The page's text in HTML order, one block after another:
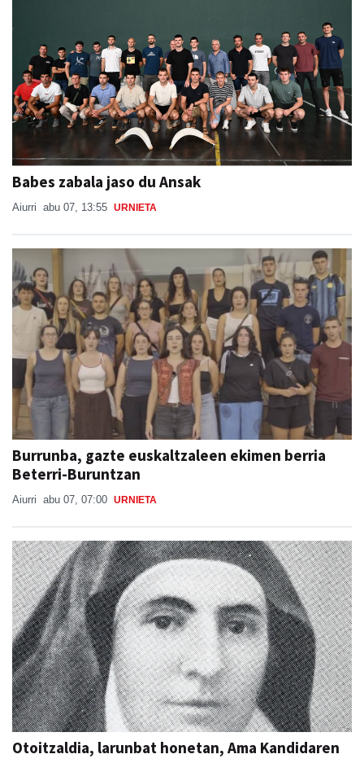
Babes zabala jaso du Ansak
Aiurri abu 07, 13:55 URNIETA
Burrunba, gazte euskaltzaleen ekimen berria
Beterri-Buruntzan
Aiurri abu 07, 07:00 URNIETA
Otoitzaldia, larunbat honetan, Ama Kandidaren